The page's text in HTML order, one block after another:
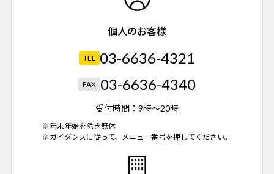
個人のお客様
TEL 03-6636-4321
FAX 03-6636-4340
受付時間： 9時～20時
※年末年始を除き無休
※ガイダンスに従って、メニュー番号を押してください。